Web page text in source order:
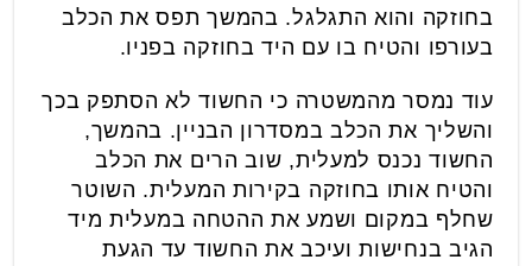
בחוזקה והוא התגלגל. בהמשך תפס את הכלב
בעורפו והטיח בו עם היד בחוזקה בפניו.
עוד נמסר מהמשטרה כי החשוד לא הסתפק בכך
והשליך את הכלב במסדרון הבניין. בהמשך,
החשוד נכנס למעלית, שוב הרים את הכלב
והטיח אותו בחוזקה בקירות המעלית. השוטר
שחלף במקום ושמע את ההטחה במעלית מיד
הגיב בנחישות ועיכב את החשוד עד הגעת